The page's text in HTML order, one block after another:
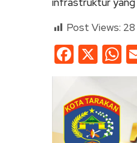
Post Views: 28
X